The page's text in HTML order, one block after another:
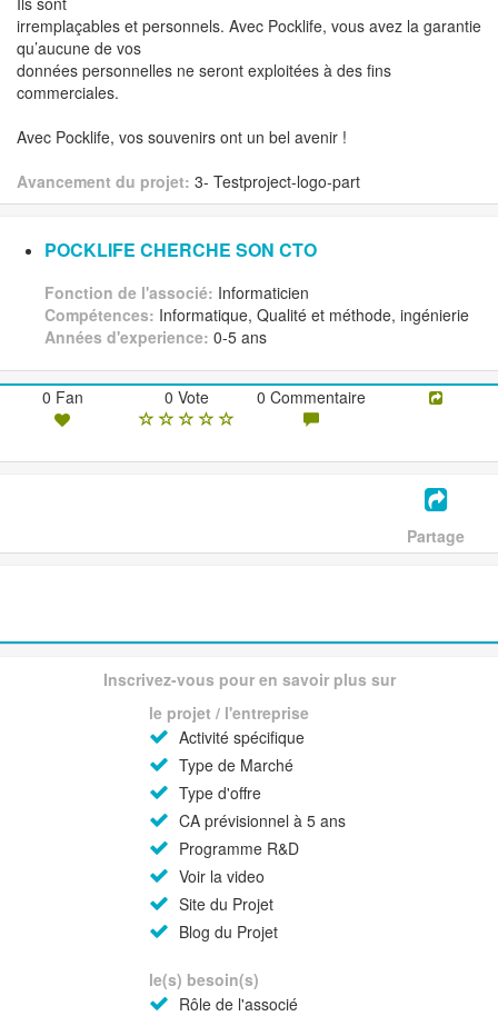
irremplaçables et personnels. Avec Pocklife, vous avez la garantie
qu’aucune de vos
données personnelles ne seront exploitées à des fins
commerciales.
Avec Pocklife, vos souvenirs ont un bel avenir !
Avancement du projet: 3- Testproject-logo-part
POCKLIFE CHERCHE SON CTO
Fonction de l'associé: Informaticien
Compétences: Informatique, Qualité et méthode, ingénierie
Années d'experience: 0-5 ans
0 Fan 0 Vote 0 Commentaire
Partage
Inscrivez-vous pour en savoir plus sur
le projet / l'entreprise
Activité spécifique
Type de Marché
Type d'offre
CA prévisionnel à 5 ans
Programme R&D
Voir la video
Site du Projet
Blog du Projet
le(s) besoin(s)
Rôle de l'associé